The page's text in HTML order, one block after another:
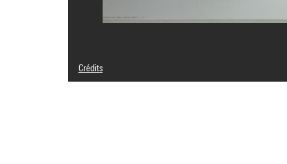
Crédits
© Adagp, Paris